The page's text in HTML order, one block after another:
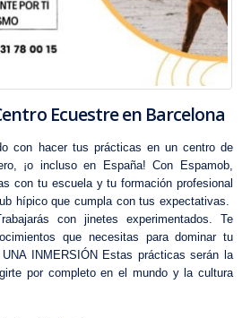
Ecuestre en Barcelona
con hacer tus prácticas en un centro de
¡o incluso en España! Con Espamob,
con tu escuela y tu formación profesional
hípico que cumpla con tus expectativas.
con jinetes experimentados. Te
que necesitas para dominar tu
INMERSIÓN Estas prácticas serán la
por completo en el mundo y la cultura